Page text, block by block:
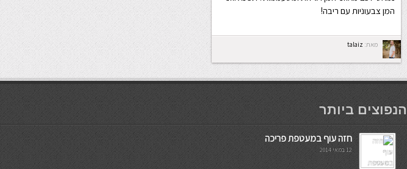
המן צבעוניות עם ריבה!
מאת: talaiz
мостбет кг
הנפוצים ביותר
חזה עוף במעטפת פריכה
12 במאי 2014